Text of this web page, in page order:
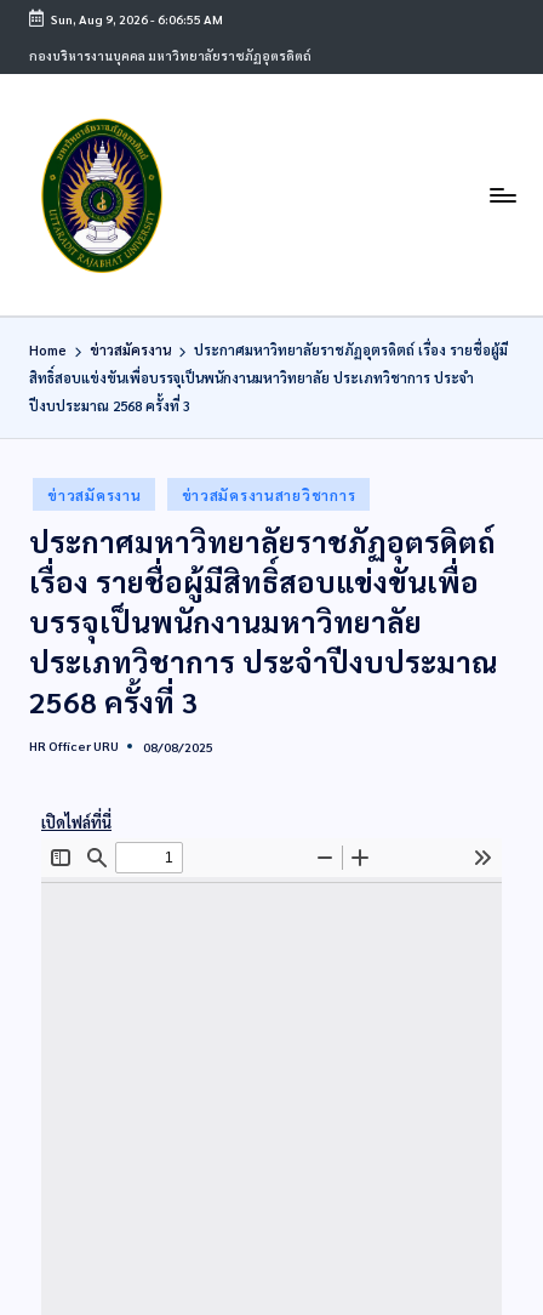
Sun, Aug 9, 2026-6:06:56 AM
กองบริหารงานบุคคล มหาวิทยาลัยราชภัฏอุตรดิตถ์
Home ข่าวสมัครงาน
ประกาศมหาวิทยาลัยราชภัฏอุตรดิตถ์ เรื่อง รายชื่อผู้มี
สิทธิ์สอบแข่งขันเพื่อบรรจุเป็นพนักงานมหาวิทยาลัย ประเภทวิชาการ ประจำ
ปีงบประมาณ 2568 ครั้งที่ 3
ข่าวสมัครงาน ข่าวสมัครงานสายวิชาการ
ประกาศมหาวิทยาลัยราชภัฏอุตรดิตถ์
เรื่อง รายชื่อผู้มีสิทธิ์สอบแข่งขันเพื่อ
บรรจุเป็นพนักงานมหาวิทยาลัย
ประเภทวิชาการ ประจำปีงบประมาณ
2568 ครั้งที่ 3
HR Officer URU 08/08/2025
เปิดไฟล์ที่นี่